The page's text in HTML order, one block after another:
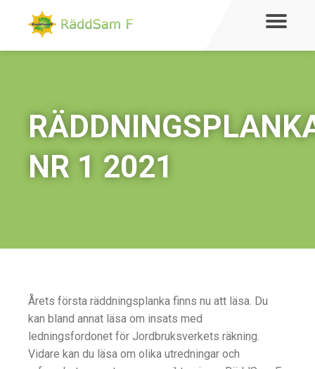
NR 1 2021
Årets första räddningsplanka finns nu att läsa. Du
kan bland annat läsa om insats med
ledningsfordonet för Jordbruksverkets räkning.
Vidare kan du läsa om olika utredningar och